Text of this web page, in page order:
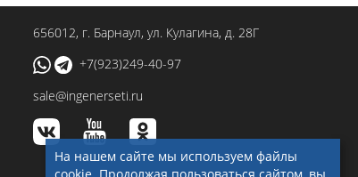
656012, г. Барнаул, ул. Кулагина, д. 28Г
+7(923)249-40-97
sale@ingenerseti.ru
На нашем сайте мы используем файлы